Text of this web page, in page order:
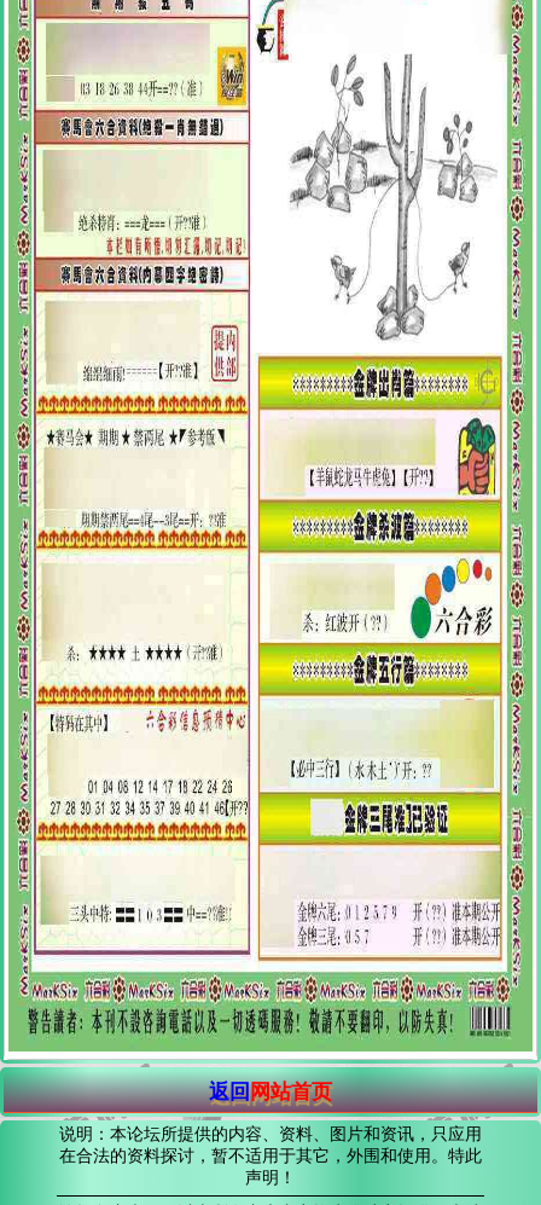
返回网站首页
说明：本论坛所提供的内容、资料、图片和资讯，只应用
在合法的资料探讨，暂不适用于其它，外围和使用。特此
声明！